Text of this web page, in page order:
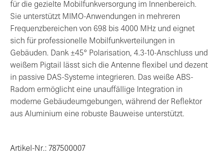
für die gezielte Mobilfunkversorgung im Innenbereich.
Sie unterstützt MIMO-Anwendungen in mehreren
Frequenzbereichen von 698 bis 4000 MHz und eignet
sich für professionelle Mobilfunkverteilungen in
Gebäuden. Dank ±45° Polarisation, 4.3-10-Anschluss und
weißem Pigtail lässt sich die Antenne flexibel und dezent
in passive DAS-Systeme integrieren. Das weiße ABS-
Radom ermöglicht eine unauffällige Integration in
moderne Gebäudeumgebungen, während der Reflektor
aus Aluminium eine robuste Bauweise unterstützt.
Artikel-Nr.: 787500007